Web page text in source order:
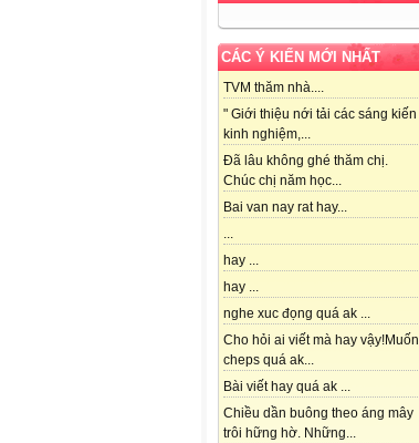
CÁC Ý KIẾN MỚI NHẤT
TVM thăm nhà....
" Giới thiệu nới tải các sáng kiến
kinh nghiệm,...
Đã lâu không ghé thăm chị.
Chúc chị năm học...
Bai van nay rat hay...
...
hay ...
hay ...
nghe xuc đọng quá ak ...
Cho hỏi ai viết mà hay vậy!Muốn
cheps quá ak...
Bài viết hay quá ak ...
Chiều dần buông theo áng mây
trôi hững hờ. Những...